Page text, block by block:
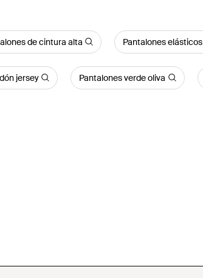
de cintura alta Pantalones elásticos
jersey Pantalones verde oliva